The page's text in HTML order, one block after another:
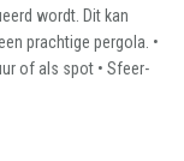
wordt. Dit kan
prachtige pergola. •
of als spot • Sfeer-